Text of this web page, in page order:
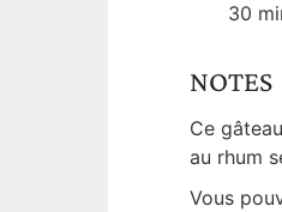
30
NOTES
Ce
au rhum
Vous